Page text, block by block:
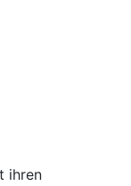
ihren